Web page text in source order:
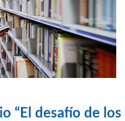
“El desafío de los